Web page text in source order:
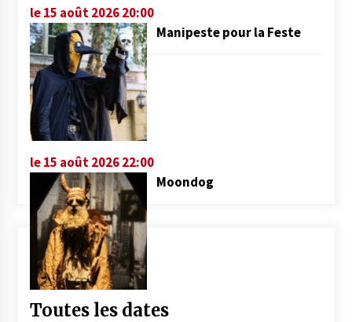
le 15 août 2026 20:00
Manipeste pour la Feste
le 15 août 2026 22:00
Moondog
Toutes les dates